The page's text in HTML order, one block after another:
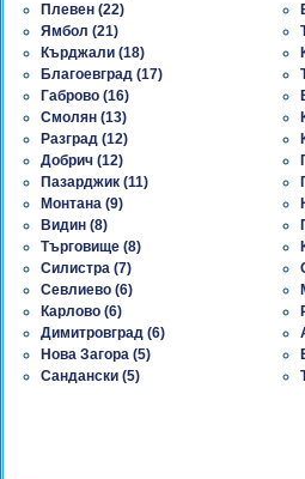
Плевен (22)
Ямбол (21)
Кърджали (18)
Благоевград (17)
Габрово (16)
Смолян (13)
Разград (12)
Добрич (12)
Пазарджик (11)
Монтана (9)
Видин (8)
Търговище (8)
Силистра (7)
Севлиево (6)
Карлово (6)
Димитровград (6)
Нова Загора (5)
Сандански (5)